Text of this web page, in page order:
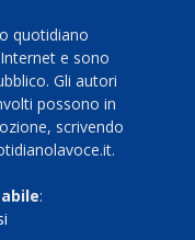
quotidiano
e sono
Gli autori
possono in
scrivendo
: